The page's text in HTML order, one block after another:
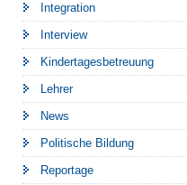
Integration
Interview
Kindertagesbetreuung
Lehrer
News
Politische Bildung
Reportage